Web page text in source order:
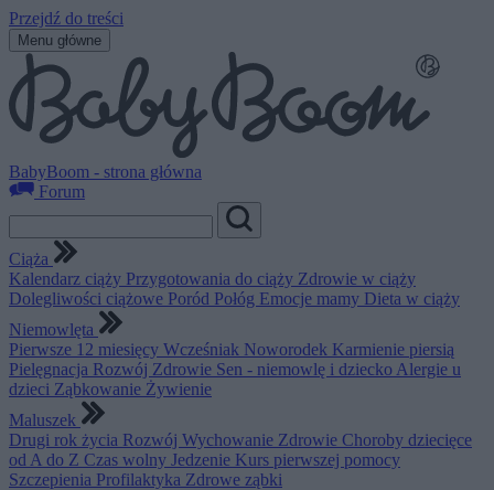
Przejdź do treści
Menu główne
BabyBoom - strona główna
Forum
Ciąża
Kalendarz ciąży Przygotowania do ciąży Zdrowie w ciąży
Dolegliwości ciążowe Poród Połóg Emocje mamy Dieta w ciąży
Niemowlęta
Pierwsze 12 miesięcy Wcześniak Noworodek Karmienie piersią
Pielęgnacja Rozwój Zdrowie Sen - niemowlę i dziecko Alergie u
dzieci Ząbkowanie Żywienie
Maluszek
Drugi rok życia Rozwój Wychowanie Zdrowie Choroby dziecięce
od A do Z Czas wolny Jedzenie Kurs pierwszej pomocy
Szczepienia Profilaktyka Zdrowe ząbki